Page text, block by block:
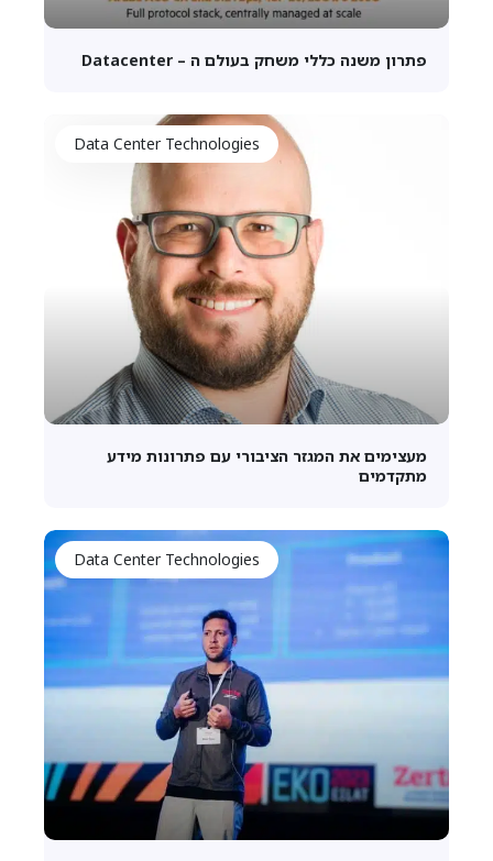
פתרון משנה כללי משחק בעולם ה – Datacenter
Data Center Technologies
מעצימים את המגזר הציבורי עם פתרונות מידע
מתקדמים
Data Center Technologies